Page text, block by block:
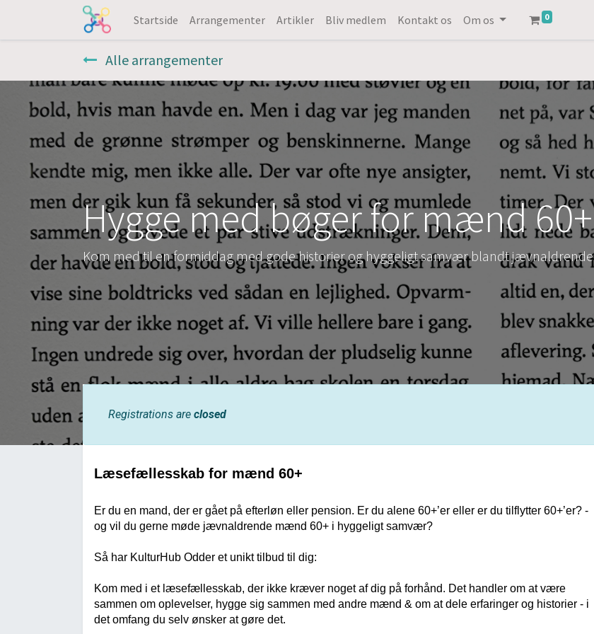
Startside Arrangementer Artikler Bliv medlem Kontakt os Om os 0
Alle arrangementer
Hygge med bøger for mænd 60+
Kom med til en formiddag med gode historier og hyggeligt samvær blandt jævnaldrende
Registrations are closed
Læsefællesskab for mænd 60+
Er du en mand, der er gået på efterløn eller pension. Er du alene 60+’er eller er du tilflytter 60+’er? -
og vil du gerne møde jævnaldrende mænd 60+ i hyggeligt samvær?
Så har KulturHub Odder et unikt tilbud til dig:
Kom med i et læsefællesskab, der ikke kræver noget af dig på forhånd. Det handler om at være
sammen om oplevelser, hygge sig sammen med andre mænd & om at dele erfaringer og historier - i
det omfang du selv ønsker at gøre det.